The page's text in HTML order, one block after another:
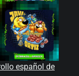
español de